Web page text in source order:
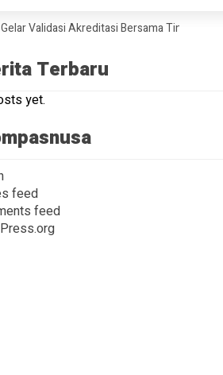
Akreditasi Bersama Tim Asesor BAN-
Terbaru
yet.
feed
feed